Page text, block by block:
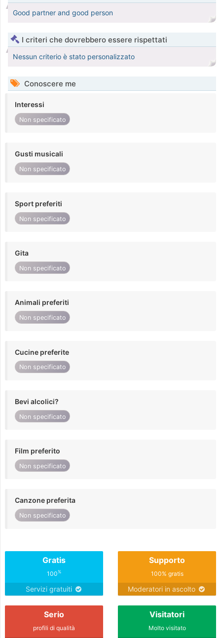
Good partner and good person
I criteri che dovrebbero essere rispettati
Nessun criterio è stato personalizzato
Conoscere me
Interessi
Non specificato
Gusti musicali
Non specificato
Sport preferiti
Non specificato
Gita
Non specificato
Animali preferiti
Non specificato
Cucine preferite
Non specificato
Bevi alcolici?
Non specificato
Film preferito
Non specificato
Canzone preferita
Non specificato
Gratis
100%
Servizi gratuiti
Supporto
100% gratis
Moderatori in ascolto
Serio
profili di qualità
Visitatori
Molto visitato